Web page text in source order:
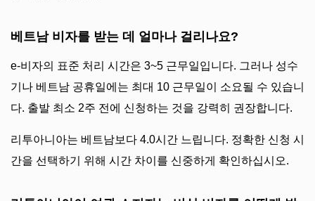
베트남 비자를 받는 데 얼마나 걸리나요?
e-비자의 표준 처리 시간은 3~5 근무일입니다. 그러나 성수
기나 베트남 공휴일에는 최대 10 근무일이 소요될 수 있습니
다. 출발 최소 2주 전에 신청하는 것을 강력히 권장합니다.
리투아니아는 베트남보다 4.0시간 느립니다. 정확한 신청 시
간을 선택하기 위해 시간 차이를 신중하게 확인하십시오.